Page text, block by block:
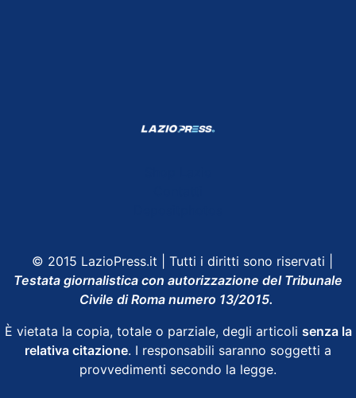
© 2015 LazioPress.it | Tutti i diritti sono riservati |
Testata giornalistica con autorizzazione del Tribunale
Civile di Roma numero 13/2015.
È vietata la copia, totale o parziale, degli articoli senza la
relativa citazione. I responsabili saranno soggetti a
provvedimenti secondo la legge.